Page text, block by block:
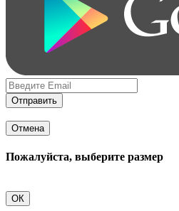
Отправить
Отмена
Пожалуйста, выберите размер
ОК